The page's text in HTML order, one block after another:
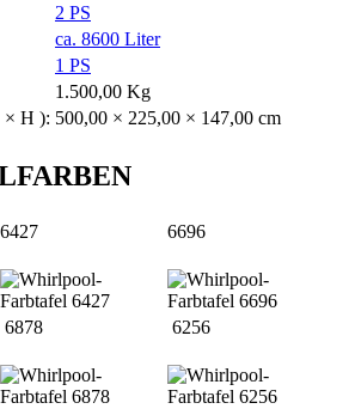
2 PS
ca. 8600 Liter
1 PS
1.500,00 Kg
× H ): 500,00 × 225,00 × 147,00 cm
6427 6696
6878 6256